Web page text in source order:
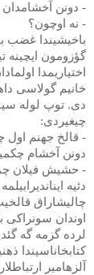
- دونن
- نه اوچون؟
باخیشیندا غضب
گؤزومون ایچینه
اختیاریمدا
خانیم گولاسی
دی. توپ لوله
چیغیردی:
- قالخ جهنم اول
دونن آخشام
- حشیش فیلان
دئیه
چالیشاراق
اوندان
لرده گزمه گه
کتابخاناسیندا
آلزهامیر